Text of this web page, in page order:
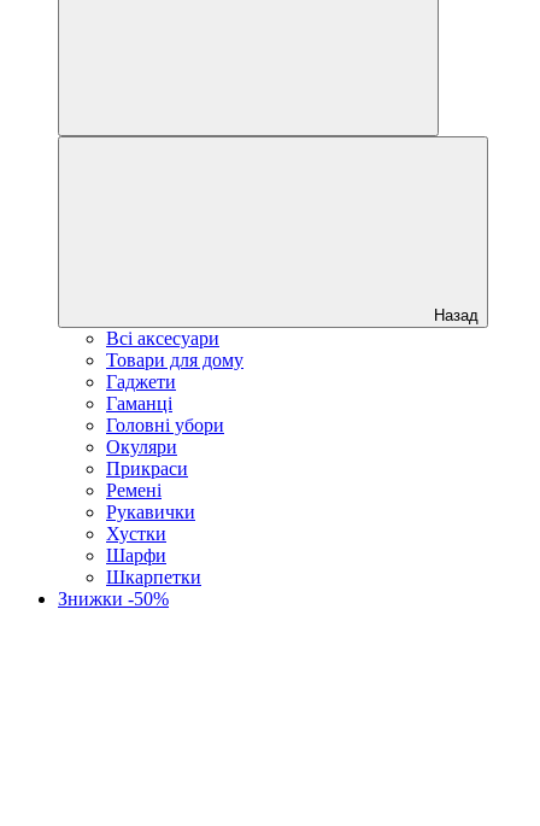
Назад
Всі аксесуари
Товари для дому
Гаджети
Гаманці
Головні убори
Окуляри
Прикраси
Ремені
Рукавички
Хустки
Шарфи
Шкарпетки
Знижки -50%